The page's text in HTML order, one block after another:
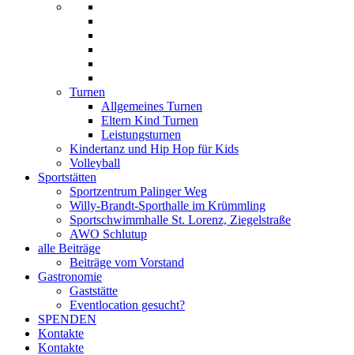
Turnen
Allgemeines Turnen
Eltern Kind Turnen
Leistungsturnen
Kindertanz und Hip Hop für Kids
Volleyball
Sportstätten
Sportzentrum Palinger Weg
Willy-Brandt-Sporthalle im Krümmling
Sportschwimmhalle St. Lorenz, Ziegelstraße
AWO Schlutup
alle Beiträge
Beiträge vom Vorstand
Gastronomie
Gaststätte
Eventlocation gesucht?
SPENDEN
Kontakte
Kontakte